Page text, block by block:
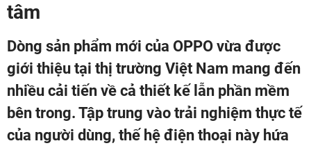
tâm
Dòng sản phẩm mới của OPPO vừa được
giới thiệu tại thị trường Việt Nam mang đến
nhiều cải tiến về cả thiết kế lẫn phần mềm
bên trong. Tập trung vào trải nghiệm thực tế
của người dùng, thế hệ điện thoại này hứa